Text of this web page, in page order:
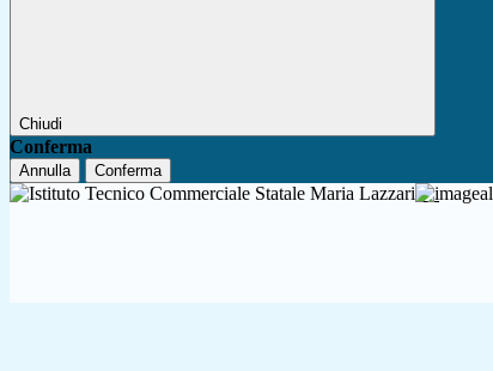
Chiudi
Conferma
Annulla Conferma